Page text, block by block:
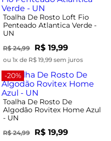
Toalha De Rosto Loft Fio
Penteado Atlantica Verde -
UN
R$ 24,99 R$ 19,99
ou 1x de R$ 19,99 sem juros
-20%
Toalha De Rosto De
Algodão Rovitex Home Azul
- UN
R$ 24,99 R$ 19,99